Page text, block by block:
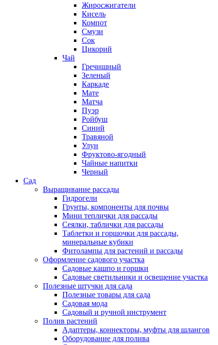
Жиросжигатели
Кисель
Компот
Смузи
Сок
Цикорий
Чай
Гречишный
Зеленый
Каркаде
Мате
Матча
Пуэр
Ройбуш
Синий
Травяной
Улун
Фруктово-ягодный
Чайные напитки
Черный
Сад
Выращивание рассады
Гидрогели
Грунты, компоненты для почвы
Мини теплички для рассады
Сеялки, таблички для рассады
Таблетки и горшочки для рассады,
минеральные кубики
Фитолампы для растений и рассады
Оформление садового участка
Садовые кашпо и горшки
Садовые светильники и освещение участка
Полезные штучки для сада
Полезные товары для сада
Садовая мода
Садовый и ручной инструмент
Полив растений
Адаптеры, коннекторы, муфты для шлангов
Оборудование для полива